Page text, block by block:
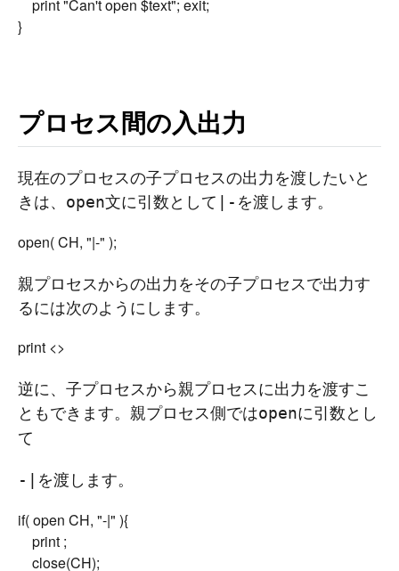
プロセス間の入出力
現在のプロセスの子プロセスの出力を渡したいと
きは、
open文に引数として |- を渡します。
親プロセスからの出力をその子プロセスで出力す
るには次のようにします。
逆に、子プロセスから親プロセスに出力を渡すこ
ともできます。親プロセス側ではopenに引数とし
て
-| を渡します。
if( open CH, "-|" ){
	print
;